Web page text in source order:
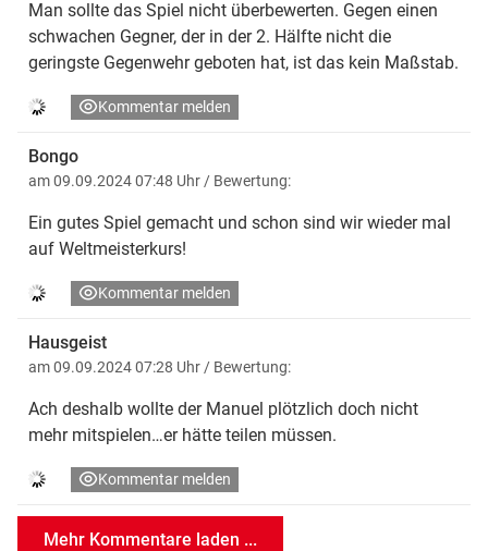
Man sollte das Spiel nicht überbewerten. Gegen einen
schwachen Gegner, der in der 2. Hälfte nicht die
geringste Gegenwehr geboten hat, ist das kein Maßstab.
Kommentar melden
Bongo
am 09.09.2024 07:48 Uhr / Bewertung:
Ein gutes Spiel gemacht und schon sind wir wieder mal
auf Weltmeisterkurs!
Kommentar melden
Hausgeist
am 09.09.2024 07:28 Uhr / Bewertung:
Ach deshalb wollte der Manuel plötzlich doch nicht
mehr mitspielen…er hätte teilen müssen.
Kommentar melden
Mehr Kommentare laden ...